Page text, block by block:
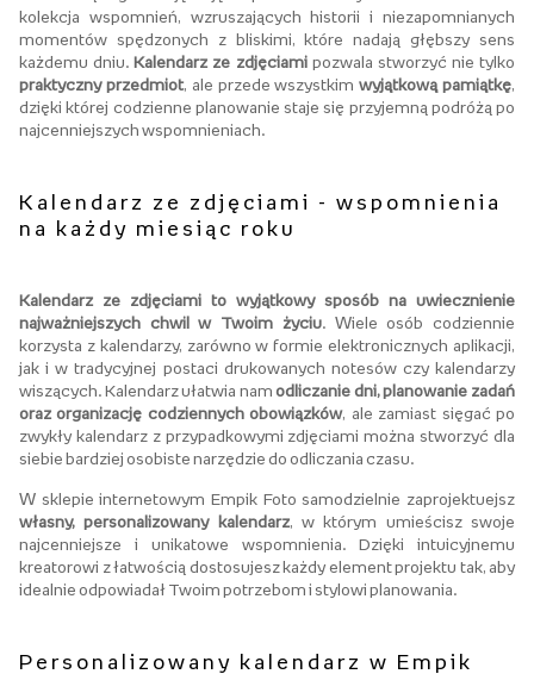
kolekcja wspomnień, wzruszających historii i niezapomnianych
momentów spędzonych z bliskimi, które nadają głębszy sens
każdemu dniu. Kalendarz ze zdjęciamipozwala stworzyć nie tylko
praktyczny przedmiot, ale przede wszystkimwyjątkową pamiątkę,
dzięki której codzienne planowanie staje się przyjemną podróżą po
najcenniejszych wspomnieniach.
Kalendarz ze zdjęciami - wspomnienia
na każdy miesiąc roku
Kalendarz ze zdjęciami to wyjątkowy sposób na uwiecznienie
najważniejszych chwil w Twoim życiu. Wiele osób codziennie
korzysta z kalendarzy, zarówno w formie elektronicznych aplikacji,
jak i w tradycyjnej postaci drukowanych notesów czy kalendarzy
wiszących. Kalendarz ułatwia namodliczanie dni, planowanie zadań
oraz organizację codziennych obowiązków, ale zamiast sięgać po
zwykły kalendarz z przypadkowymi zdjęciami można stworzyć dla
siebie bardziej osobiste narzędzie do odliczania czasu.
W sklepie internetowym Empik Foto samodzielnie zaprojektuejsz
własny, personalizowany kalendarz, w którym umieścisz swoje
najcenniejsze i unikatowe wspomnienia. Dzięki intuicyjnemu
kreatorowi z łatwością dostosujesz każdy element projektu tak, aby
idealnie odpowiadał Twoim potrzebom i stylowi planowania.
Personalizowany kalendarz w Empik